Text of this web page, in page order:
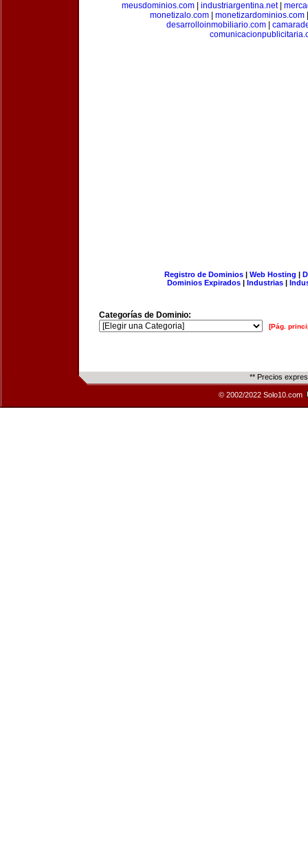
meusdominios.com| industriargentina.net|
monetizalo.com| monetizardominios.com
desarrolloinmobiliario.com
Registro de Dominios| Web Hosting |
Dominios Expirados | Industrias |
Categorías de Dominio:
[Pág.
** Precios
© 2002/2022 Solo10.com